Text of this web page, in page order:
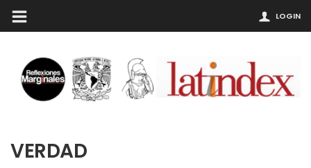
LOGIN
VERDAD